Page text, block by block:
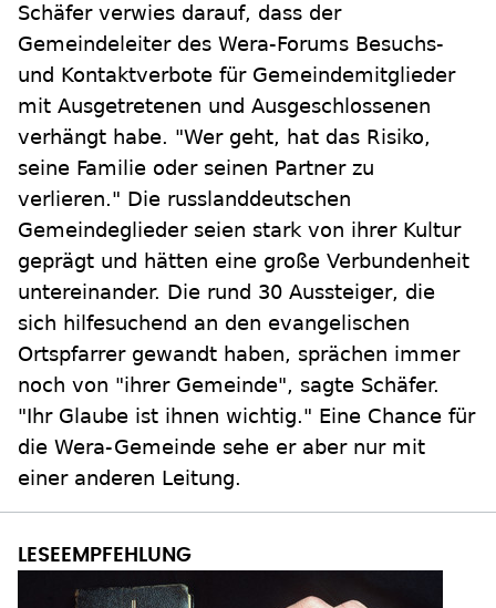
Schäfer verwies darauf, dass der
Gemeindeleiter des Wera-Forums Besuchs-
und Kontaktverbote für Gemeindemitglieder
mit Ausgetretenen und Ausgeschlossenen
verhängt habe. "Wer geht, hat das Risiko,
seine Familie oder seinen Partner zu
verlieren." Die russlanddeutschen
Gemeindeglieder seien stark von ihrer Kultur
geprägt und hätten eine große Verbundenheit
untereinander. Die rund 30 Aussteiger, die
sich hilfesuchend an den evangelischen
Ortspfarrer gewandt haben, sprächen immer
noch von "ihrer Gemeinde", sagte Schäfer.
"Ihr Glaube ist ihnen wichtig." Eine Chance für
die Wera-Gemeinde sehe er aber nur mit
einer anderen Leitung.